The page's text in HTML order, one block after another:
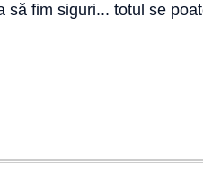
fim siguri... totul se